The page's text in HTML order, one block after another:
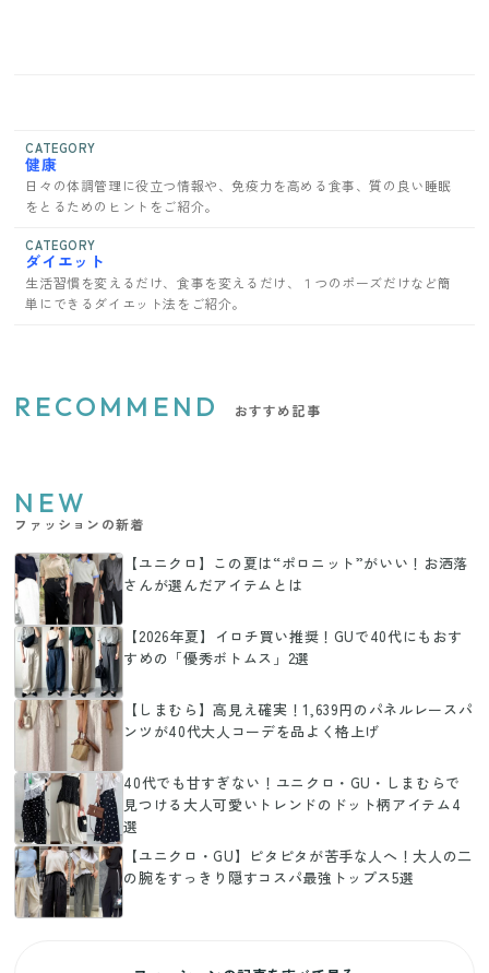
CATEGORY
健康
日々の体調管理に役立つ情報や、免疫力を高める食事、質の良い睡眠
をとるためのヒントをご紹介。
CATEGORY
ダイエット
生活習慣を変えるだけ、食事を変えるだけ、１つのポーズだけなど簡
単にできるダイエット法をご紹介。
RECOMMEND おすすめ記事
NEW
ファッションの新着
【ユニクロ】この夏は“ポロニット”がいい！お洒落
さんが選んだアイテムとは
【2026年夏】イロチ買い推奨！GUで40代にもおす
すめの「優秀ボトムス」2選
【しまむら】高見え確実！1,639円のパネルレースパ
ンツが40代大人コーデを品よく格上げ
40代でも甘すぎない！ユニクロ・GU・しまむらで
見つける大人可愛いトレンドのドット柄アイテム4
選
【ユニクロ・GU】ピタピタが苦手な人へ！大人の二
の腕をすっきり隠すコスパ最強トップス5選